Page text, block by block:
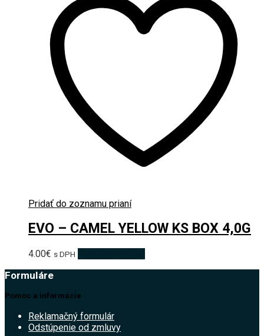
Pridať do zoznamu prianí
EVO – CAMEL YELLOW KS BOX 4,0G
4.00€ s DPH
Formuláre
Pomoc a informácie
Reklamačný formulár
Odstúpenie od zmluvy